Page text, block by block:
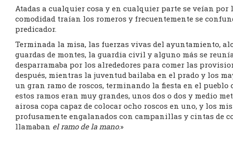
Atadas a cualquier cosa y en cualquier parte se veían
comodidad traían los romeros y frecuentemente se
predicador.
Terminada la misa, las fuerzas vivas del ayuntamiento,
guardas de montes, la guardia civil y alguno más se
desparramaba por los alrededores para comer las
después, mientras la juventud bailaba en el prado y los
un gran ramo de roscos, terminando la fiesta en el
estos ramos eran muy grandes, unos dos o dos y medio
airosa copa capaz de colocar ocho roscos en uno, y los
profusamente engalanados con campanillas y cintas de
llamaban el ramo de la mano.»